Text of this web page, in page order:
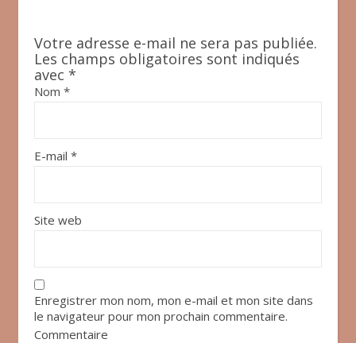
Votre adresse e-mail ne sera pas publiée.
Les champs obligatoires sont indiqués
avec *
Nom *
E-mail *
Site web
Enregistrer mon nom, mon e-mail et mon site dans
le navigateur pour mon prochain commentaire.
Commentaire